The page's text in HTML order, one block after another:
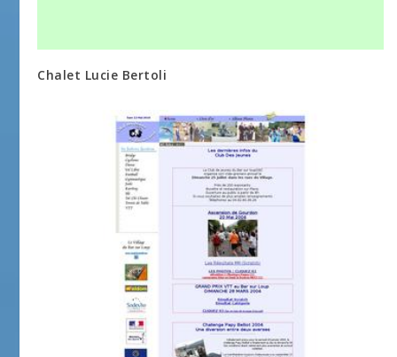
Chalet Lucie Bertoli